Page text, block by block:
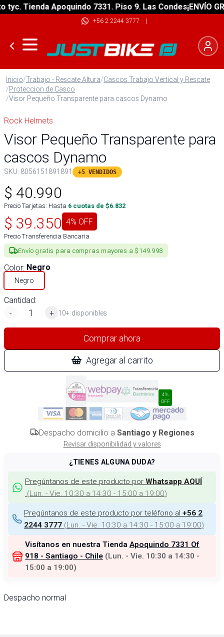
Tienda Apoquindo 7331. Piso 9. Las Condes¡ENVÍO
+56 2 2244 3777 |
Inicio/Trabajo - Rescate Altura/Cascos Trabajo Vertical y Rescate
/Proteccion de Casco
/Visor Pequeño Transparente para cascos Dynamo
Rock Helmets
Visor Pequeño Transparente para
cascos Dynamo
SKU: 8056151891891 +5 VENDIDOS
$ 40.990
Precio Tarjetas: Hasta 6 cuotas de $6.832
$ 39.350 4% OFF
Precio Transferencia Bancaria
Envío gratis para compras mayores a $149.998
Color: Negro
Negro
Cantidad:
-
+ 10+ disponibles
Comprar ahora
Agregar al carrito
4%
OFF
Despacho domicilio a Santiago y Regiones
Revisar disponibilidad y valores
¿TIENES ALGUNA DUDA?
Pregúntanos de este producto por Whatsapp AQUÍ
(Lun. - Vie. 10:30 a 14:30 - 15:00 a 19:00)
Pregúntanos de este producto por teléfono al +56 2
2244 3777 (Lun. - Vie. 10:30 a 14:30 - 15:00 a 19:00)
Visítanos en nuestra Tienda Apoquindo 7331 Of
918 - Santiago - Chile (Lun. - Vie. 10:30 a 14:30 -
15:00 a 19:00)
Despacho normal